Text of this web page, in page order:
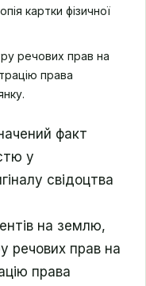
картки фізичної
речових прав на
права
факт
у
свідоцтва
на землю,
речових прав на
права